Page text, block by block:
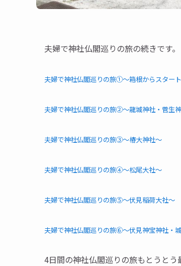
夫婦で神社仏閣巡りの旅の続きです。
夫婦で神社仏閣巡りの旅①～箱根からスター
夫婦で神社仏閣巡りの旅②～龍城神社・菅生
夫婦で神社仏閣巡りの旅③～椿大神社～
夫婦で神社仏閣巡りの旅④～松尾大社～
夫婦で神社仏閣巡りの旅⑤～伏見稲荷大社～
夫婦で神社仏閣巡りの旅⑥～伏見神宝神社・
4日間の神社仏閣巡りの旅もとうとう